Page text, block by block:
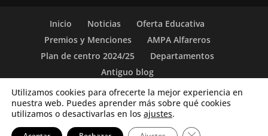
Inicio Noticias
Oferta Educativa
Premios y Menciones
AMPA Alfareros
Plan de centro 2024/25
Departamentos
Antiguo blog
(c) 2019-26. IES Vicente Aleixandre. Sevilla. c/ San
Vicente de Paúl, 5. Teléfono: 955 62 22 00. |
Utilizamos cookies para ofrecerte la mejor experiencia en
nuestra web. Puedes aprender más sobre qué cookies
utilizamos o desactivarlas en los ajustes.
Cerrar el banner